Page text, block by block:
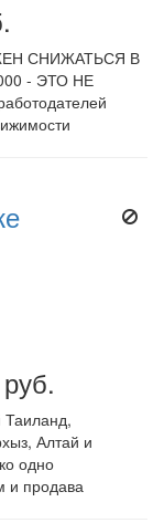
СНИЖАТЬСЯ В
- ЭТО НЕ
Таиланд,
Алтай и
одно
и продава